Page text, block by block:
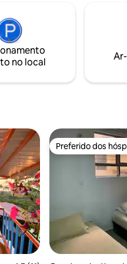
partir do qual
ônibus,
Localizado a três
comerciais e
no local
Preferido dos
Preferido dos